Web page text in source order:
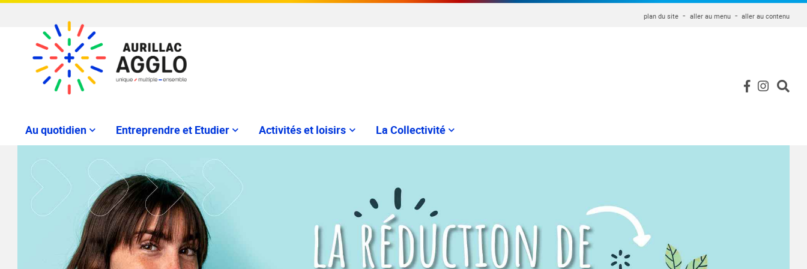
plan du site aller au menu aller au contenu
Au quotidien Entreprendre et Etudier Activités et loisirs La Collectivité